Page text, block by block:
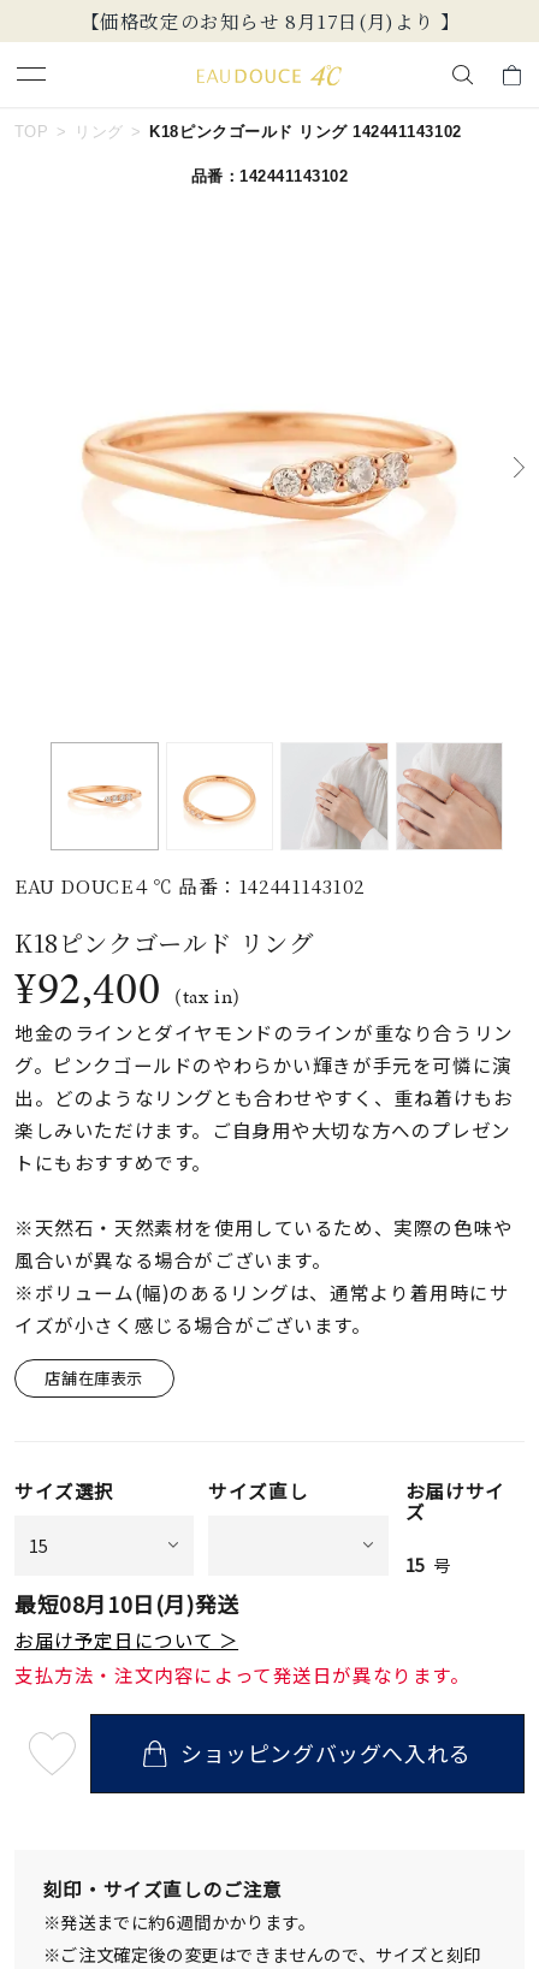
【価格改定のお知らせ 8月17日(月)より 】
キーワードで検索する
EAU DOUCE４℃
すべてのリング
誕生石
石の色
ファッションテイス
ト
着用シーン
コレクション
レディース
リングサイズ
メンズ
リングサイズ
すべて表示
TOP リング K18ピンクゴールド リング 142441143102
品番：142441143102
EAU DOUCE４℃ 品番：142441143102
K18ピンクゴールド リング
¥92,400 (tax in)
地金のラインとダイヤモンドのラインが重なり合うリン
グ。ピンクゴールドのやわらかい輝きが手元を可憐に演
出。どのようなリングとも合わせやすく、重ね着けもお
楽しみいただけます。ご自身用や大切な方へのプレゼン
トにもおすすめです。
※天然石・天然素材を使用しているため、実際の色味や
風合いが異なる場合がございます。
※ボリューム(幅)のあるリングは、通常より着用時にサ
イズが小さく感じる場合がございます。
店舗在庫表示
サイズ選択 サイズ直し お届けサイ
ズ
15 号
最短08月10日(月)発送
お届け予定日について ＞
支払方法・注文内容によって発送日が異なります。
08
送
¥92,400 (tax
in)
ショッピングバッグへ入れる
刻印・サイズ直しのご注意
※発送までに約6週間かかります。
※ご注文確定後の変更はできませんので、サイズと刻印